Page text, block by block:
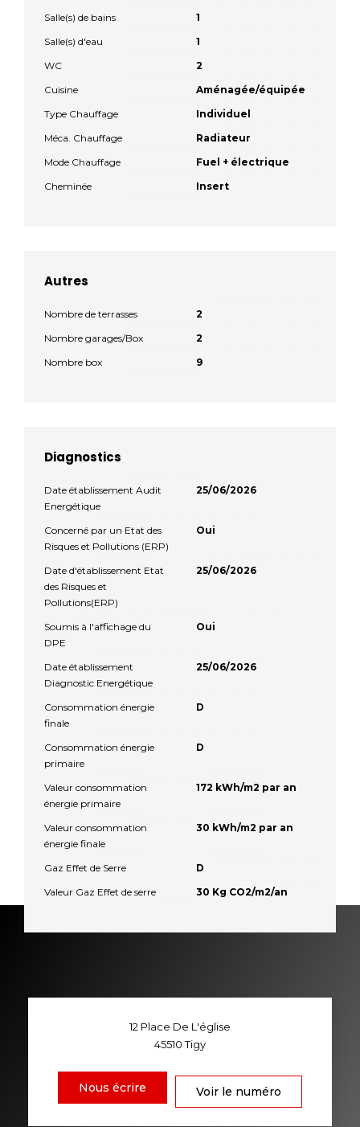
Salle(s) de bains
1
Salle(s) d'eau
1
WC
2
Cuisine
Aménagée/équipée
Type Chauffage
Individuel
Méca. Chauffage
Radiateur
Mode Chauffage
Fuel + électrique
Cheminée
Insert
Autres
Nombre de terrasses
2
Nombre garages/Box
2
Nombre box
9
Diagnostics
Date établissement Audit
Energétique
25/06/2026
Concerné par un Etat des
Risques et Pollutions (ERP)
Oui
Date d'établissement Etat
des Risques et
Pollutions(ERP)
25/06/2026
Soumis à l'affichage du
DPE
Oui
Date établissement
Diagnostic Energétique
25/06/2026
Consommation énergie
finale
D
Consommation énergie
primaire
D
Valeur consommation
énergie primaire
172 kWh/m2 par an
Valeur consommation
énergie finale
30 kWh/m2 par an
Gaz Effet de Serre
D
Valeur Gaz Effet de serre
30 Kg CO2/m2/an
12 Place De L'église
45510Tigy
Nous écrire Voir le numéro